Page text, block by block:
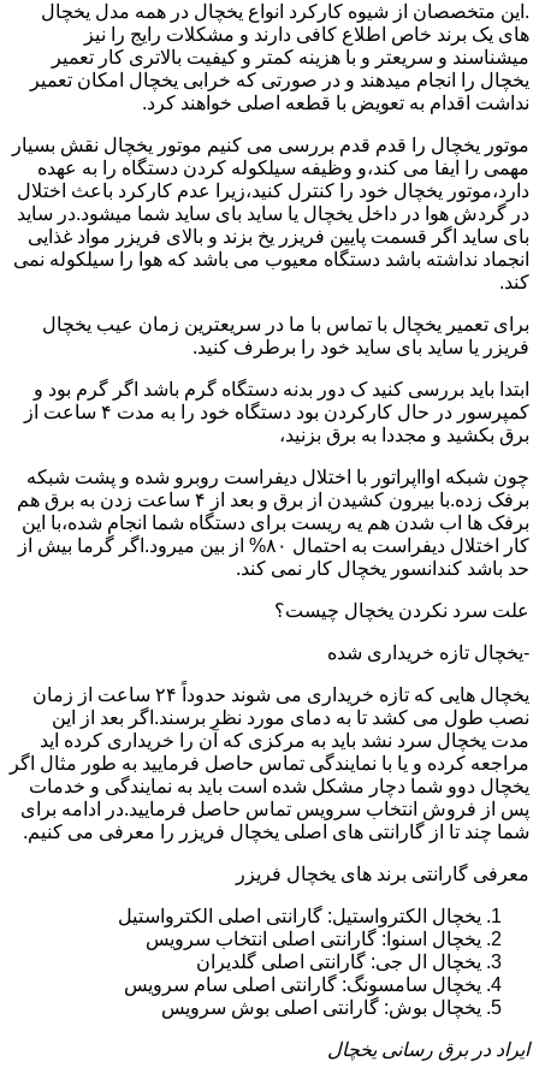
.این متخصصان از شیوه کارکرد انواع یخچال در همه مدل یخچال
های یک برند خاص اطلاع کافی دارند و مشکلات رایج را نیز
میشناسند و سریعتر و با هزینه کمتر و کیفیت بالاتری کار تعمیر
یخچال را انجام میدهند و در صورتی که خرابی یخچال امکان تعمیر
نداشت اقدام به تعویض با قطعه اصلی خواهند کرد.
موتور یخچال را قدم قدم بررسی می کنیم موتور یخچال نقش بسیار
مهمی را ایفا می کند،و وظیفه سیلکوله کردن دستگاه را به عهده
دارد،موتور یخچال خود را کنترل کنید،زیرا عدم کارکرد باعث اختلال
در گردش هوا در داخل یخچال یا ساید بای ساید شما میشود.در ساید
بای ساید اگر قسمت پایین فریزر یخ بزند و بالای فریزر مواد غذایی
انجماد نداشته باشد دستگاه معیوب می باشد که هوا را سیلکوله نمی
کند.
برای تعمیر یخچال با تماس با ما در سریعترین زمان عیب یخچال
فریزر یا ساید بای ساید خود را برطرف کنید.
ابتدا باید بررسی کنید ک دور بدنه دستگاه گرم باشد اگر گرم بود و
کمپرسور در حال کارکردن بود دستگاه خود را به مدت ۴ ساعت از
برق بکشید و مجددا به برق بزنید،
چون شبکه اوااپراتور با اختلال دیفراست روبرو شده و پشت شبکه
برفک زده.با بیرون کشیدن از برق و بعد از ۴ ساعت زدن به برق هم
برفک ها اب شدن هم یه ریست برای دستگاه شما انجام شده،با این
کار اختلال دیفراست به احتمال ۸۰% از بین میرود.اگر گرما بیش از
حد باشد کندانسور یخچال کار نمی کند.
علت سرد نکردن یخچال چیست؟
-یخچال تازه خریداری شده
یخچال هایی که تازه خریداری می شوند حدوداً ۲۴ ساعت از زمان
نصب طول می کشد تا به دمای مورد نظر برسند.اگر بعد از این
مدت یخچال سرد نشد باید به مرکزی که آن را خریداری کرده اید
مراجعه کرده و یا با نمایندگی تماس حاصل فرمایید به طور مثال اگر
یخچال دوو شما دچار مشکل شده است باید به نمایندگی و خدمات
پس از فروش انتخاب سرویس تماس حاصل فرمایید.در ادامه برای
شما چند تا از گارانتی های اصلی یخچال فریزر را معرفی می کنیم.
معرفی گارانتی برند های یخچال فریزر
یخچال الکترواستیل: گارانتی اصلی الکترواستیل
یخچال اسنوا: گارانتی اصلی انتخاب سرویس
یخچال ال جی: گارانتی اصلی گلدیران
یخچال سامسونگ: گارانتی اصلی سام سرویس
یخچال بوش: گارانتی اصلی بوش سرویس
ایراد در برق رسانی یخچال